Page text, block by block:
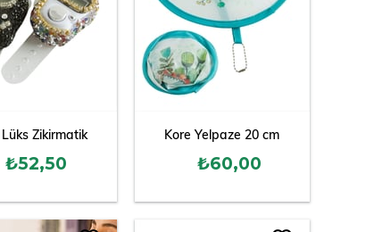
Lüks Zikirmatik
₺52,50
Kore Yelpaze 20 cm
₺60,00